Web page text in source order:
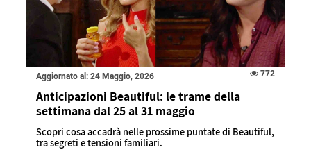
Aggiornato al: 24 Maggio, 2026 772
Anticipazioni Beautiful: le trame della
settimana dal 25 al 31 maggio
Scopri cosa accadrà nelle prossime puntate di Beautiful,
tra segreti e tensioni familiari.